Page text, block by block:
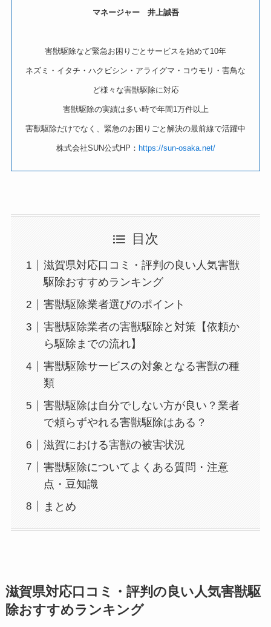
マネージャー 井上誠吾
害獣駆除など緊急お困りごとサービスを始めて10年
ネズミ・イタチ・ハクビシン・アライグマ・コウモリ・害鳥な
ど様々な害獣駆除に対応
害獣駆除の実績は多い時で年間1万件以上
害獣駆除だけでなく、緊急のお困りごと解決の最前線で活躍中
株式会社SUN公式HP： https://sun-osaka.net/
目次
滋賀県対応口コミ・評判の良い人気害獣
駆除おすすめランキング
害獣駆除業者選びのポイント
害獣駆除業者の害獣駆除と対策【依頼か
ら駆除までの流れ】
害獣駆除サービスの対象となる害獣の種
類
害獣駆除は自分でしない方が良い？業者
で頼らずやれる害獣駆除はある？
滋賀における害獣の被害状況
害獣駆除についてよくある質問・注意
点・豆知識
まとめ
滋賀県対応口コミ・評判の良い人気害獣駆
除おすすめランキング